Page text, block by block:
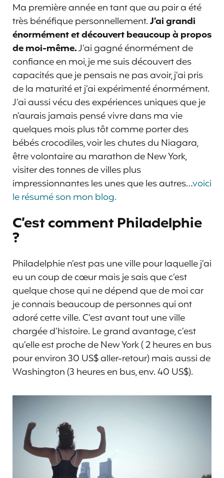
Ma première année en tant que au pair a été
très bénéfique personnellement.J’ai grandi
énormément et découvert beaucoup à propos
de moi-même.J’ai gagné énormément de
confiance en moi, je me suis découvert des
capacités que je pensais ne pas avoir, j’ai pris
de la maturité et j’ai expérimenté énormément.
J’ai aussi vécu des expériences uniques que je
n’aurais jamais pensé vivre dans ma vie
quelques mois plus tôt comme porter des
bébés crocodiles, voir les chutes du Niagara,
être volontaire au marathon de New York,
visiter des tonnes de villes plus
impressionnantes les unes que les autres…voici
le résumé son mon blog.
C’est comment Philadelphie
?
Philadelphie n’est pas une ville pour laquelle j’ai
eu un coup de cœur mais je sais que c’est
quelque chose qui ne dépend que de moi car
je connais beaucoup de personnes qui ont
adoré cette ville. C’est avant tout une ville
chargée d’histoire. Le grand avantage, c’est
qu’elle est proche de New York ( 2 heures en bus
pour environ 30 US$ aller-retour) mais aussi de
Washington (3 heures en bus, env. 40 US$).